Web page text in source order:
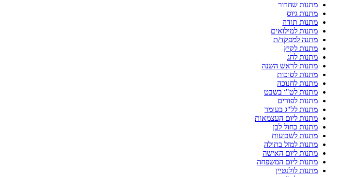
מתנות שחרור
מתנות גיוס
מתנות תודה
מתנות למילואים
מתנה למפקד/ת
מתנות לקיץ
מתנות לחג
מתנות לראש השנה
מתנות לסוכות
מתנות לחנוכה
מתנות לט"ו בשבט
מתנות לפורים
מתנות לל"ג בעומר
מתנות ליום העצמאות
מתנות כחול לבן
מתנות לשבועות
מתנות למזל בתולה
מתנות ליום האישה
מתנות ליום המשפחה
מתנות לולנטיין